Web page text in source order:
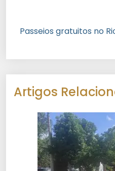
Passeios gratuitos no
Artigos